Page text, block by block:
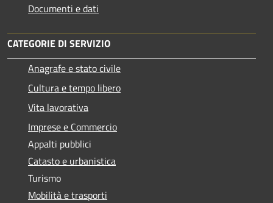
Documenti e dati
CATEGORIE DI SERVIZIO
Anagrafe e stato civile
Cultura e tempo libero
Vita lavorativa
Imprese e Commercio
Appalti pubblici
Catasto e urbanistica
Turismo
Mobilità e trasporti